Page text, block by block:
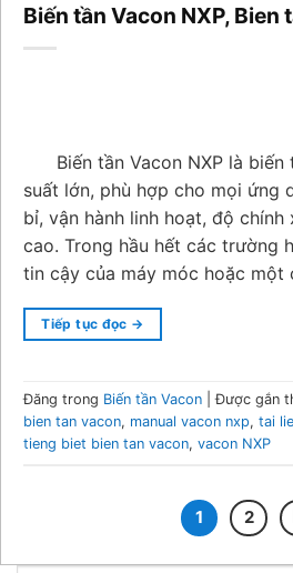
Biến tần Vacon NXP, Bien
Biến tần Vacon NXP là biến
suất lớn, phù hợp cho mọi ứng
bỉ, vận hành linh hoạt, độ chính
cao. Trong hầu hết các trường
tin cậy của máy móc hoặc một
Tiếp tục đọc →
Đăng trong Biến tần Vacon |Được gắn
bien tan vacon, manual vacon nxp, tai
tieng biet bien tan vacon, vacon NXP
1 2